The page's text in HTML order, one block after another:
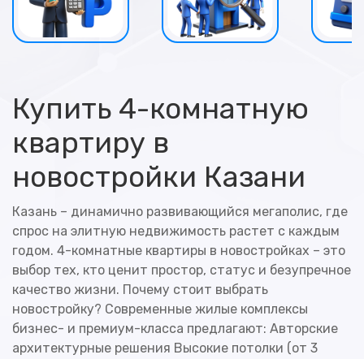
Купить 4-комнатную
квартиру в
новостройки Казани
Казань – динамично развивающийся мегаполис, где
спрос на элитную недвижимость растет с каждым
годом. 4-комнатные квартиры в новостройках – это
выбор тех, кто ценит простор, статус и безупречное
качество жизни. Почему стоит выбрать
новостройку? Современные жилые комплексы
бизнес- и премиум-класса предлагают: Авторские
архитектурные решения Высокие потолки (от 3